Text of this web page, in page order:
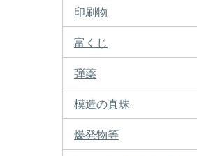
印刷物
富くじ
弾薬
模造の真珠
爆発物等